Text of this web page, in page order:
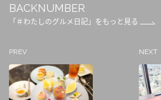
BACKNUMBER
「＃わたしのグルメ日記」をもっと見る
PREV NEXT